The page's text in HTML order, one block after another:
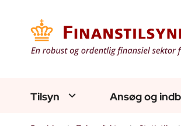
Tilsyn Ansøg og